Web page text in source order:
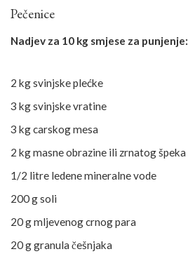
Pečenice
Nadjev za 10 kg smjese za punjenje:
2 kg svinjske plećke
3 kg svinjske vratine
3 kg carskog mesa
2 kg masne obrazine ili zrnatog špeka
1/2 litre ledene mineralne vode
200 g soli
20 g mljevenog crnog para
20 g granula češnjaka